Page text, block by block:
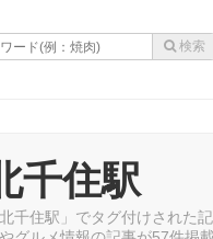
千住駅
北千住駅」でタグ付けされた